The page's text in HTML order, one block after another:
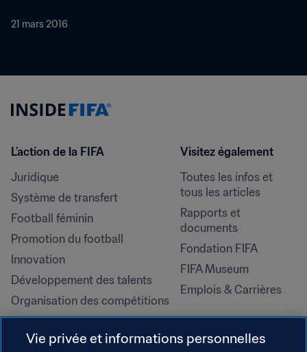
21 mars 2016
L’action de la FIFA
Juridique
Système de transfert
Football féminin
Promotion du football
Innovation
Développement des talents
Organisation des compétitions
Développement durable
Droits de l'homme et lutte contre
Visitez également
Toutes les infos et
tous les articles
Rapports et
documents
Fondation FIFA
FIFA Museum
Emplois & Carrières
Vie privée et informations personnelles